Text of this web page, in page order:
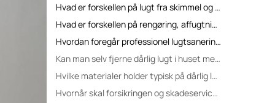
Hvad er forskellen på lugt fra skimmel og lugt fra kloakvand?
Hvad er forskellen på rengøring, affugtning og sanering?
Hvordan foregår professionel lugtsanering trin for trin?
Kan man selv fjerne dårlig lugt i huset med ozon, spray eller maling?
Hvilke materialer holder typisk på dårlig lugt længst?
Hvornår skal forsikringen og skadeservice kontaktes ved dårlig lugt i huset?